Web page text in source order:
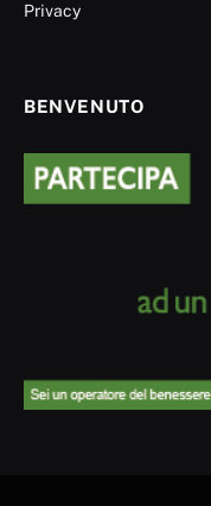
Privacy
BENVENUTO